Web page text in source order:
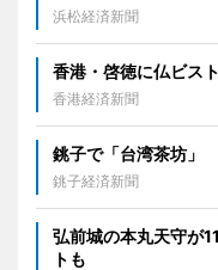
浜松経済新聞
香港・啓徳に仏ビス
香港経済新聞
銚子で「台湾茶坊」
銚子経済新聞
弘前城の本丸天守が
トも